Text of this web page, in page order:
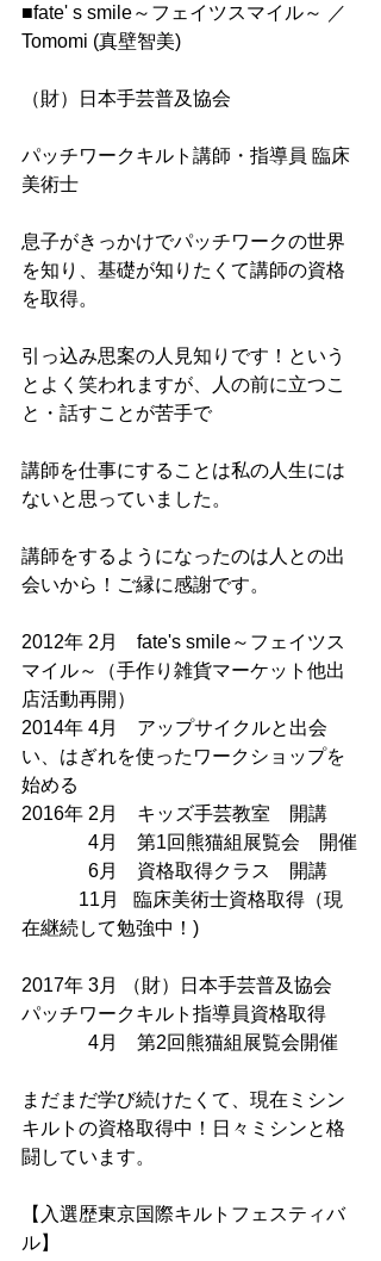
■fate' s smile～フェイツスマイル～ ／
Tomomi (真壁智美)
（財）日本手芸普及協会
パッチワークキルト講師・指導員 臨床
美術士
息子がきっかけでパッチワークの世界
を知り、基礎が知りたくて講師の資格
を取得。
引っ込み思案の人見知りです！という
とよく笑われますが、人の前に立つこ
と・話すことが苦手で
講師を仕事にすることは私の人生には
ないと思っていました。
講師をするようになったのは人との出
会いから！ご縁に感謝です。
2012年 2月　fate's smile～フェイツス
マイル～（手作り雑貨マーケット他出
店活動再開）
2014年 4月　アップサイクルと出会
い、はぎれを使ったワークショップを
始める
2016年 2月　キッズ手芸教室　開講
4月　第1回熊猫組展覧会　開催
6月　資格取得クラス　開講
11月   臨床美術士資格取得（現
在継続して勉強中！)
2017年 3月 （財）日本手芸普及協会
パッチワークキルト指導員資格取得
4月　第2回熊猫組展覧会開催
まだまだ学び続けたくて、現在ミシン
キルトの資格取得中！日々ミシンと格
闘しています。
【入選歴東京国際キルトフェスティバ
ル】